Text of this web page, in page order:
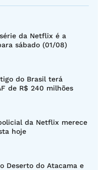
da Netflix é a
sábado (01/08)
do Brasil terá
de R$ 240 milhões
da Netflix merece
hoje
Deserto do Atacama e